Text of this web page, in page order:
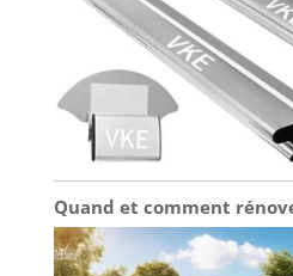
Quand et comment